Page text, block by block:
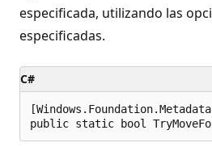
especificada, utilizando las
especificadas.
C#
public static bool